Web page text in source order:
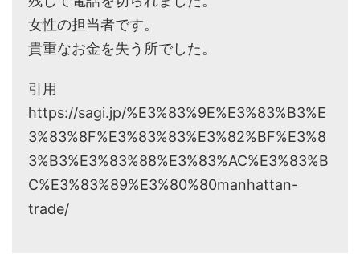
女性の担当者です。
貴重なお金を失う所でした。
引用
https://sagi.jp/%E3%83%9E%E3%83%B3%E
3%83%8F%E3%83%83%E3%82%BF%E3%8
3%B3%E3%83%88%E3%83%AC%E3%83%B
C%E3%83%89%E3%80%80manhattan-
trade/